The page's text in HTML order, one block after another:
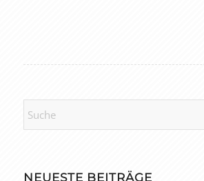
NEUESTE BEITRÄGE